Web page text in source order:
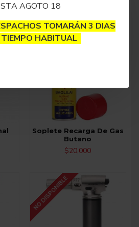
AGOTO 18
TOMARÁN 3 DIAS
HABITUAL
NO DISPONIBLE
Soplete Recarga De Gas
Butano
$20,000
NO DISPONIBLE